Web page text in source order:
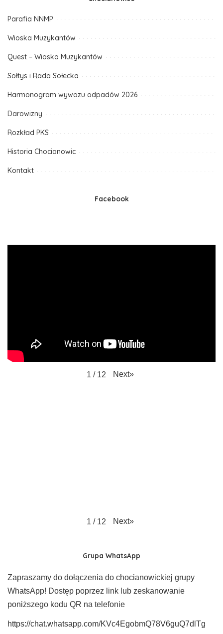
Parafia NNMP
Wioska Muzykantów
Quest – Wioska Muzykantów
Sołtys i Rada Sołecka
Harmonogram wywozu odpadów 2026
Darowizny
Rozkład PKS
Historia Chocianowic
Kontakt
Facebook
1 / 12 Next»
1 / 12 Next»
Grupa WhatsApp
Zapraszamy do dołączenia do chocianowickiej grupy
WhatsApp! Dostęp poprzez link lub zeskanowanie
poniższego kodu QR na telefonie
https://chat.whatsapp.com/KVc4EgobmQ78V6guQ7dlTg